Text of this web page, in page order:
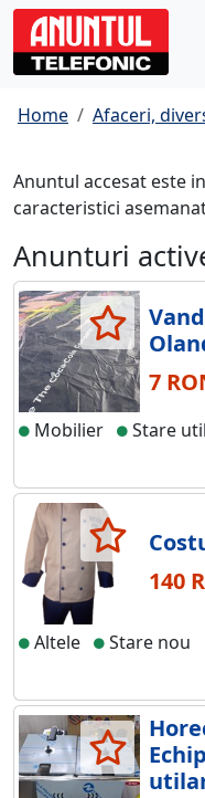
Home Afaceri,
Anuntul accesat este
caracteristici
Anunturi
7
Mobilier
Stare
140
Altele
Stare nou